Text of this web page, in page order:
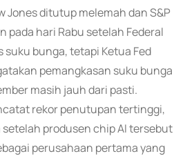
Jones ditutup melemah dan S&P
pada hari Rabu setelah Federal
suku bunga, tetapi Ketua Fed
pemangkasan suku bunga
masih jauh dari pasti.
rekor penutupan tertinggi,
produsen chip AI tersebut
perusahaan pertama yang